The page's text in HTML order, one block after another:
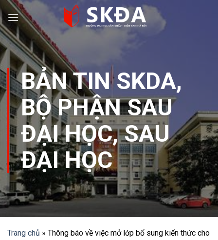
Skip
to
content
BẢN TIN SKDA,
BỘ PHẬN SAU
ĐẠI HỌC,SAU
ĐẠI HỌC
Trang chủ » Thông báo về việc mở lớp bổ sung kiến thức cho